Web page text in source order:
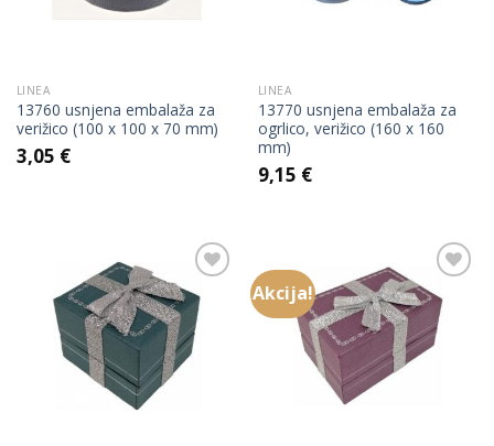
LINEA
13760 usnjena embalaža za
verižico (100 x 100 x 70 mm)
3,05 €
LINEA
13770 usnjena embalaža za
ogrlico, verižico (160 x 160
mm)
9,15 €
Add to
Wishlist
Akcija!
Add to
Wishlist